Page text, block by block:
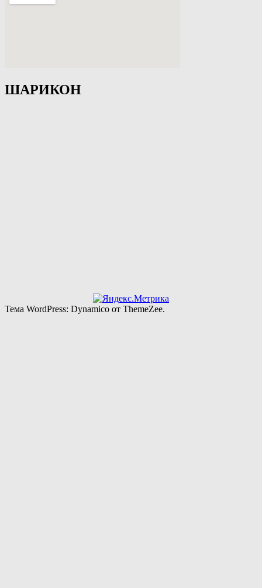
ШАРИКОН
Тема WordPress: Dynamico от ThemeZee.